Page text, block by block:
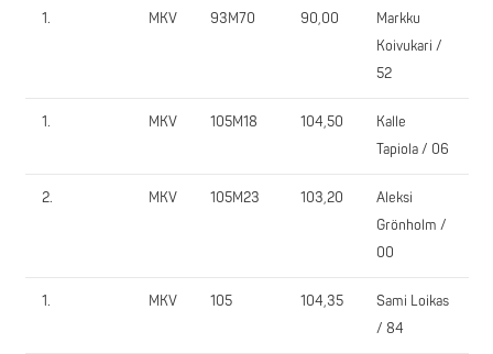
1. MKV 93M70 90,00
Markku
Koivukari /
52
1. MKV 105M18 104,50
Kalle
Tapiola / 06
2. MKV 105M23 103,20
Aleksi
Grönholm /
00
1. MKV 105 104,35
Sami Loikas
/ 84